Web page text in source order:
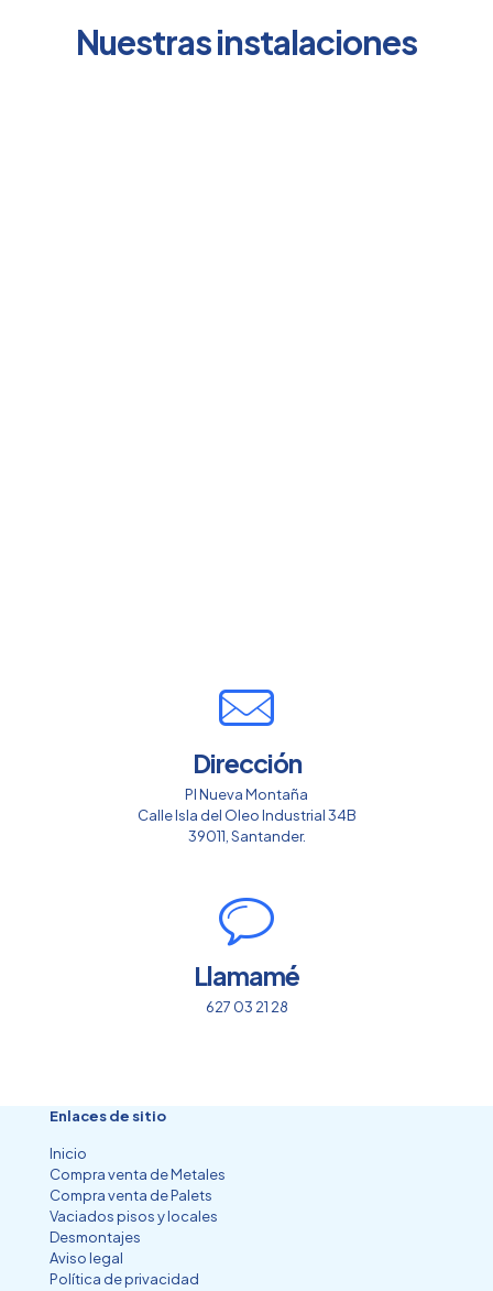
Nuestras instalaciones
Dirección
PI Nueva Montaña
Calle Isla del Oleo Industrial 34B
39011, Santander.
Llamamé
627 03 21 28
Enlaces de sitio
Inicio
Compra venta de Metales
Compra venta de Palets
Vaciados pisos y locales
Desmontajes
Aviso legal
Política de privacidad